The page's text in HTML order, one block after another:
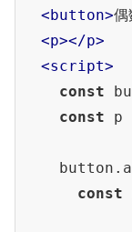
< button>偶
<p></p>
<script>
const
const p
const